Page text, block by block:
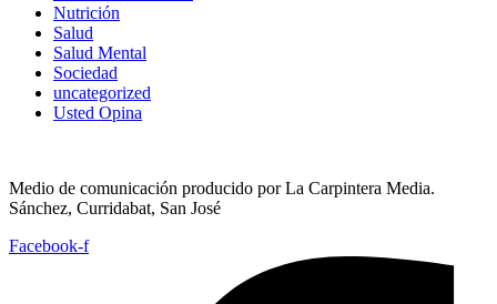
Nutrición
Salud
Salud Mental
Sociedad
uncategorized
Usted Opina
Medio de comunicación producido por La Carpintera Media.
Sánchez, Curridabat, San José
Facebook-f